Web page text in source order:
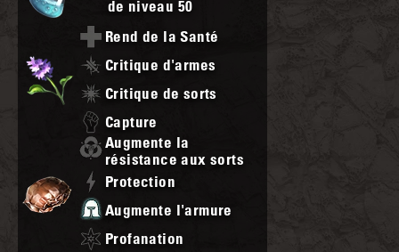
de niveau 50
Rend de la Santé
Critique d'armes
Critique de sorts
Capture
Augmente la
résistance aux sorts
Protection
Augmente l'armure
Profanation